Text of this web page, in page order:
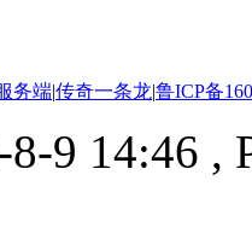
务端|传奇一条龙|鲁ICP备
9 14:46 ,